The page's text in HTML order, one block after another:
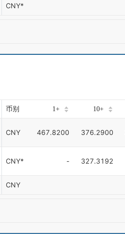
CNY*
币别 1+ 10+
CNY 467.8200 376.2900
CNY* - 327.3192
CNY